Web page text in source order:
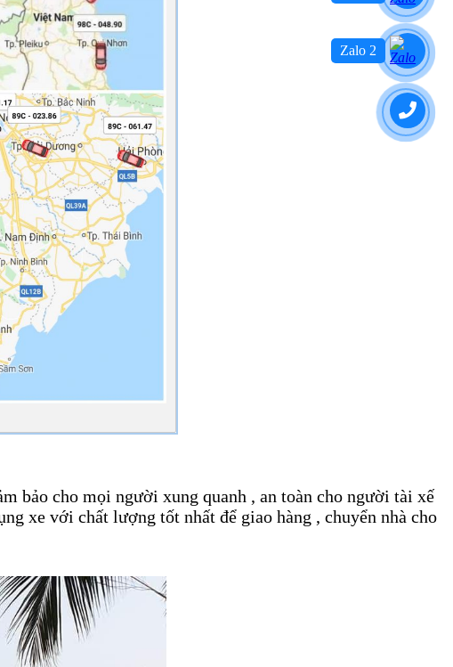
bảo cho mọi người xung quanh , an toàn cho người tài xế
xe với chất lượng tốt nhất để giao hàng , chuyển nhà cho
Zalo 2